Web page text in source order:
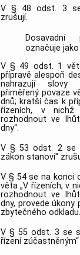
V § 48 odst. 3
zrušují.
označuje
V § 49 odst. 1
přípravě alespoň
nahrazují slovy
přiměřený povaze
dnů; kratší čas k
řízeních, v
rozhodnout ve
dny“.
V § 53 odst. 2 se
zákon stanoví“
V § 54 se na konci
věta „V řízeních, v
rozhodnout ve
dny, provede úkony
zbytečného
V § 55 odst. 3 se
řízení